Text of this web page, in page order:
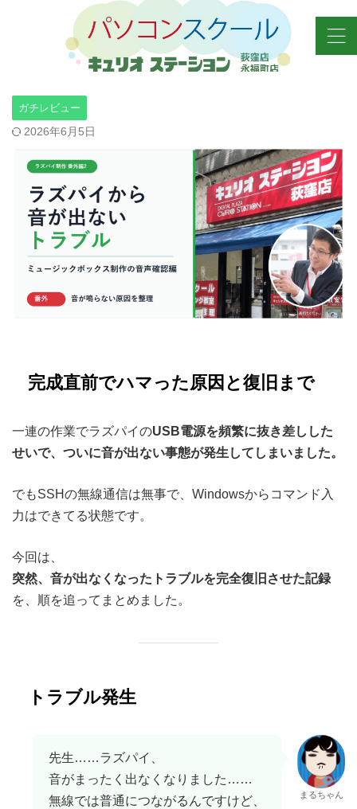
ガチレビュー
2026年6月5日
完成直前でハマった原因と復旧まで
一連の作業でラズパイのUSB電源を頻繁に抜き差しした
せいで、ついに音が出ない事態が発生してしまいました。
でもSSHの無線通信は無事で、Windowsからコマンド入
力はできてる状態です。
今回は、
突然、音が出なくなったトラブルを完全復旧させた記録
を、順を追ってまとめました。
トラブル発生
先生……ラズパイ、
音がまったく出なくなりました……
無線では普通につながるんですけど、
まるちゃん